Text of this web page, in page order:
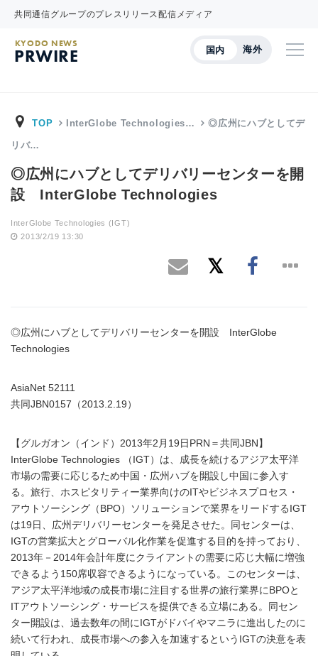
共同通信グループのプレスリリース配信メディア
国内 海外
KYODO NEWS
PRWIRE
TOP InterGlobe Technologies… ◎広州にハブとしてデ
リバ…
◎広州にハブとしてデリバリーセンターを開
設 InterGlobe Technologies
InterGlobe Technologies (IGT)
2013/2/19 13:30
◎広州にハブとしてデリバリーセンターを開設 InterGlobe
Technologies
AsiaNet 52111
共同JBN0157（2013.2.19）
【グルガオン（インド）2013年2月19日PRN＝共同JBN】
InterGlobe Technologies （IGT）は、成長を続けるアジア太平洋
市場の需要に応じるため中国・広州ハブを開設し中国に参入す
る。旅行、ホスピタリティー業界向けのITやビジネスプロセス・
アウトソーシング（BPO）ソリューションで業界をリードするIGT
は19日、広州デリバリーセンターを発足させた。同センターは、
IGTの営業拡大とグローバル化作業を促進する目的を持っており、
2013年－2014年会計年度にクライアントの需要に応じ大幅に増強
できるよう150席収容できるようになっている。このセンターは、
アジア太平洋地域の成長市場に注目する世界の旅行業界にBPOと
ITアウトソーシング・サービスを提供できる立場にある。同セン
ター開設は、過去数年の間にIGTがドバイやマニラに進出したのに
続いて行われ、成長市場への参入を加速するというIGTの決意を表